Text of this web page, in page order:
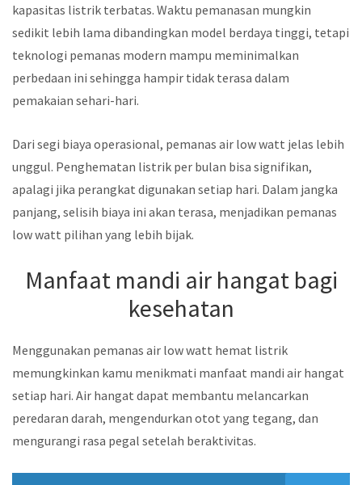
kapasitas listrik terbatas. Waktu pemanasan mungkin
sedikit lebih lama dibandingkan model berdaya tinggi, tetapi
teknologi pemanas modern mampu meminimalkan
perbedaan ini sehingga hampir tidak terasa dalam
pemakaian sehari-hari.
Dari segi biaya operasional, pemanas air low watt jelas lebih
unggul. Penghematan listrik per bulan bisa signifikan,
apalagi jika perangkat digunakan setiap hari. Dalam jangka
panjang, selisih biaya ini akan terasa, menjadikan pemanas
low watt pilihan yang lebih bijak.
Manfaat mandi air hangat bagi
kesehatan
Menggunakan pemanas air low watt hemat listrik
memungkinkan kamu menikmati manfaat mandi air hangat
setiap hari. Air hangat dapat membantu melancarkan
peredaran darah, mengendurkan otot yang tegang, dan
mengurangi rasa pegal setelah beraktivitas.